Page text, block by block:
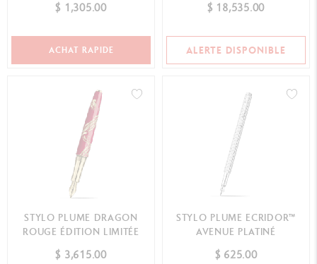
$ 1,305.00
ACHAT RAPIDE
$ 18,535.00
ALERTE DISPONIBLE
STYLO PLUME DRAGON
ROUGE ÉDITION LIMITÉE
$ 3,615.00
STYLO PLUME ECRIDOR™
AVENUE PLATINÉ
$ 625.00